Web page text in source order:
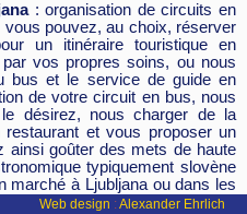
: organisation de circuits en
vous pouvez, au choix, réserver
un itinéraire touristique en
vos propres soins, ou nous
bus et le service de guide en
de votre circuit en bus, nous
désirez, nous charger de la
et vous proposer un
ainsi goûter des mets de haute
typiquement slovène
marché à Ljubljana ou dans les
Web design :Alexander Ehrlich